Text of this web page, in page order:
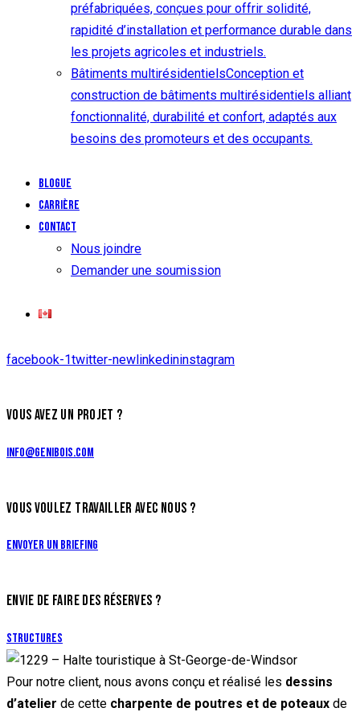
préfabriquées, conçues pour offrir solidité,
rapidité d’installation et performance durable dans
les projets agricoles et industriels.
Bâtiments multirésidentielsConception et
construction de bâtiments multirésidentiels alliant
fonctionnalité, durabilité et confort, adaptés aux
besoins des promoteurs et des occupants.
Blogue
Carrière
Contact
Nous joindre
Demander une soumission
facebook-1twitter-newlinkedininstagram
VOUS AVEZ UN PROJET ?
info@genibois.com
VOUS VOULEZ TRAVAILLER AVEC NOUS ?
Envoyer un briefing
ENVIE DE FAIRE DES RÉSERVES ?
Structures
Pour notre client, nous avons conçu et réalisé les dessins
d’atelier de cette charpente de poutres et de poteaux de